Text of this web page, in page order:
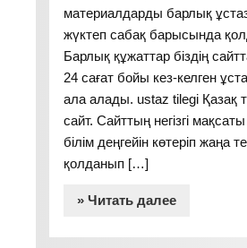
материалдарды барлық
жүктеп сабақ барысында
Барлық құжаттар біздің
24 сағат бойы кез-келген
ала алады. ustaz tilegi Қазақ
сайт. Сайттың негізгі
білім деңгейін көтеріп жаңа
қолданып […]
» Читать далее